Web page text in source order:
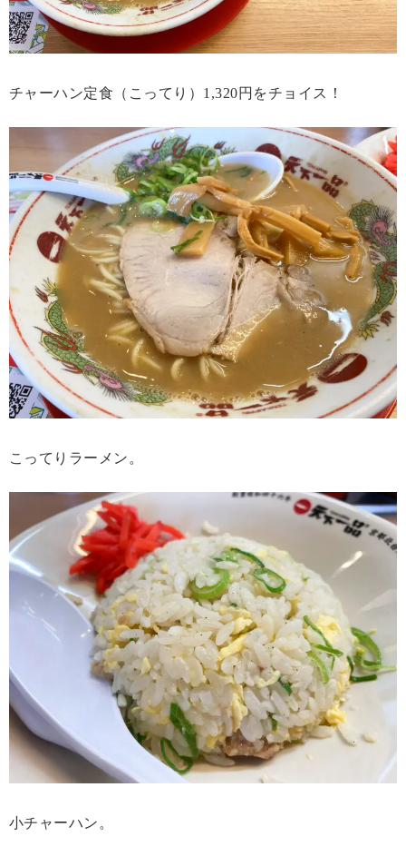
チャーハン定食（こってり）1,320円をチョイス！
こってりラーメン。
小チャーハン。